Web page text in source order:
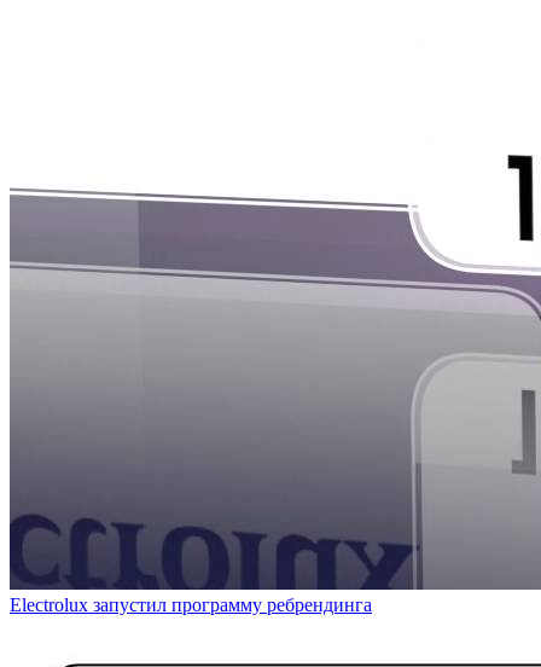
Electrolux запустил программу ребрендинга